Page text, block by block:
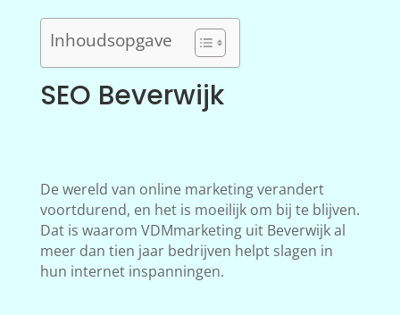
Inhoudsopgave
SEO Beverwijk
De wereld van online marketing verandert
voortdurend, en het is moeilijk om bij te blijven.
Dat is waarom VDMmarketing uit Beverwijk al
meer dan tien jaar bedrijven helpt slagen in
hun internet inspanningen.